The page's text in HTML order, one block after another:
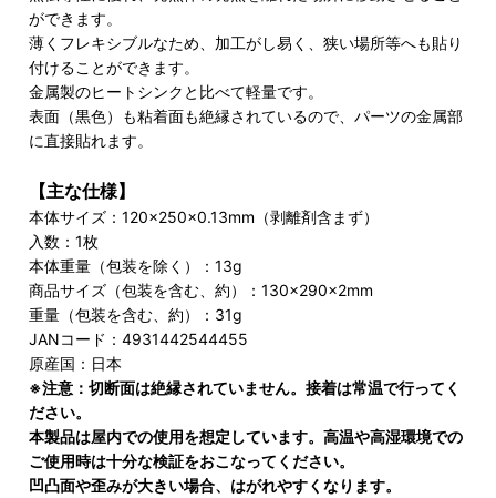
ができます。
薄くフレキシブルなため、加工がし易く、狭い場所等へも貼り
付けることができます。
金属製のヒートシンクと比べて軽量です。
表面（黒色）も粘着面も絶縁されているので、パーツの金属部
に直接貼れます。
【主な仕様】
本体サイズ：120×250×0.13mm（剥離剤含まず）
入数：1枚
本体重量（包装を除く）：13g
商品サイズ（包装を含む、約）：130×290×2mm
重量（包装を含む、約）：31g
JANコード：4931442544455
原産国：日本
※注意：切断面は絶縁されていません。接着は常温で行ってく
ださい。
本製品は屋内での使用を想定しています。高温や高湿環境での
ご使用時は十分な検証をおこなってください。
凹凸面や歪みが大きい場合、はがれやすくなります。